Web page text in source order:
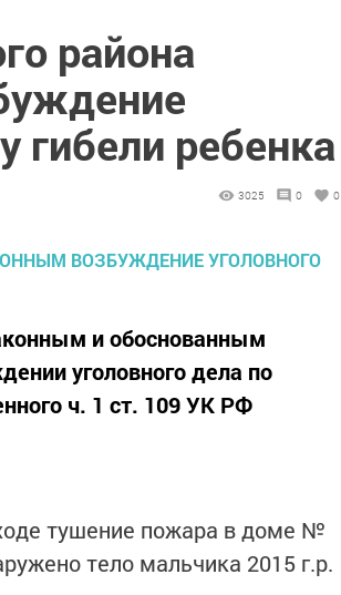
района
гибели ребенка
3025 0 0
и обоснованным
уголовного дела по
ч. 1 ст. 109 УК РФ
тушение пожара в доме №
тело мальчика 2015 г.р.